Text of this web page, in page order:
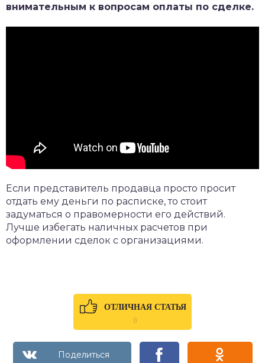
внимательным к вопросам оплаты по сделке.
Если представитель продавца просто просит
отдать ему деньги по расписке, то стоит
задуматься о правомерности его действий.
Лучше избегать наличных расчетов при
оформлении сделок с организациями.
ОТЛИЧНАЯ СТАТЬЯ
0